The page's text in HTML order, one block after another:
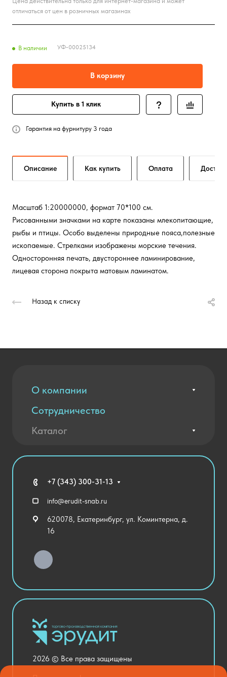
отличаться от цен в розничных магазинах
В наличии УФ-00025134
В корзину
Купить в 1 клик
Гарантия на фурнитуру 3 года
Описание Как купить Оплата
Масштаб 1:20000000, формат 70*100 см.
Рисованными значками на карте показаны млекопитающие,
рыбы и птицы. Особо выделены природные пояса,полезные
ископаемые. Стрелками изображены морские течения.
Односторонняя печать, двустороннее ламинирование,
лицевая сторона покрыта матовым ламинатом.
Назад к списку
О компании
Вакансии
Контакты
Благодарственные письма
Сотрудничество
Оплата и доставка
Каталог
Технические средства обучения
Спортивный зал
Уличное оборудование
Хозяйственные Товары
Столовая и пищеблок
Оснащение кабинетов
Медицинский кабинет
Национальные проекты
+7 (343) 300-31-13
info@erudit-snab.ru
620078, Екатеринбург, ул. Коминтерна, д.
16
2026 © Все права защищены